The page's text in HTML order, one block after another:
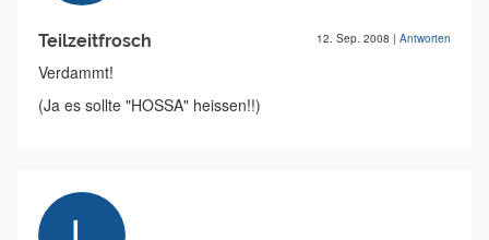
Teilzeitfrosch 12. Sep. 2008 | Antworten
Verdammt!
(Ja es sollte "HOSSA" heissen!!)